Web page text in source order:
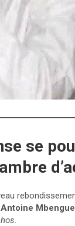
se
Mbengue
.